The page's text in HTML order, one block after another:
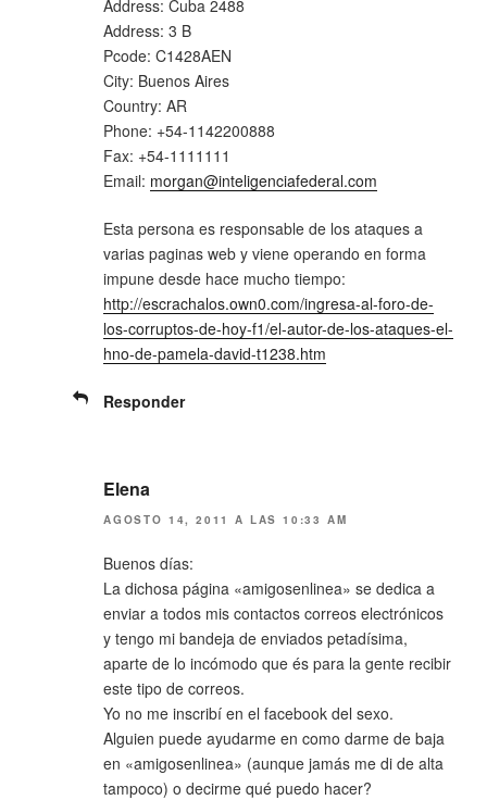
Address: Cuba 2488
Address: 3 B
Pcode: C1428AEN
City: Buenos Aires
Country: AR
Phone: +54-1142200888
Fax: +54-1111111
Email: morgan@inteligenciafederal.com
Esta persona es responsable de los ataques a
varias paginas web y viene operando en forma
impune desde hace mucho tiempo:
http://escrachalos.own0.com/ingresa-al-foro-de-
los-corruptos-de-hoy-f1/el-autor-de-los-ataques-el-
hno-de-pamela-david-t1238.htm
Responder
Elena
AGOSTO 14, 2011 A LAS 10:33 AM
Buenos días:
La dichosa página «amigosenlinea» se dedica a
enviar a todos mis contactos correos electrónicos
y tengo mi bandeja de enviados petadísima,
aparte de lo incómodo que és para la gente recibir
este tipo de correos.
Yo no me inscribí en el facebook del sexo.
Alguien puede ayudarme en como darme de baja
en «amigosenlinea» (aunque jamás me di de alta
tampoco) o decirme qué puedo hacer?